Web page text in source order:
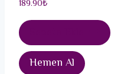
189.90₺
Hemen Al